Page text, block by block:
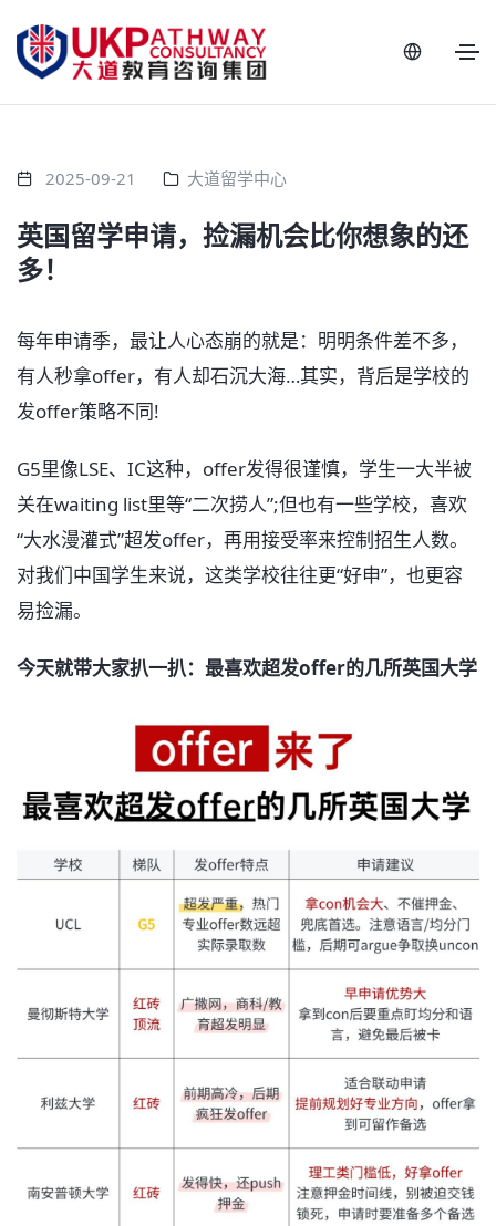
2025-09-21 大道留学中心
英国留学申请，捡漏机会比你想象的还
多！
每年申请季，最让人心态崩的就是：明明条件差不多，
有人秒拿offer，有人却石沉大海…其实，背后是学校的
发offer策略不同! ㅤ
G5里像LSE、IC这种，offer发得很谨慎，学生一大半被
关在waiting list里等“二次捞人”;但也有一些学校，喜欢
“大水漫灌式”超发offer，再用接受率来控制招生人数。
对我们中国学生来说，这类学校往往更“好申”，也更容
易捡漏。 ㅤ
今天就带大家扒一扒：最喜欢超发offer的几所英国大学